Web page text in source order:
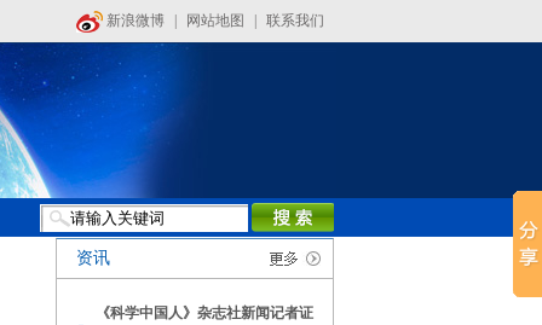
新浪微博 网站地图 联系我们
资讯
《科学中国人》杂志社新闻记者证